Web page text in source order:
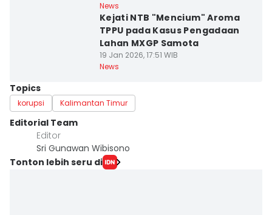
News
Kejati NTB "Mencium" Aroma
TPPU pada Kasus Pengadaan
Lahan MXGP Samota
19 Jan 2026, 17:51 WIB
News
Topics
korupsi Kalimantan Timur
Editorial Team
Editor
Sri Gunawan Wibisono
Tonton lebih seru di